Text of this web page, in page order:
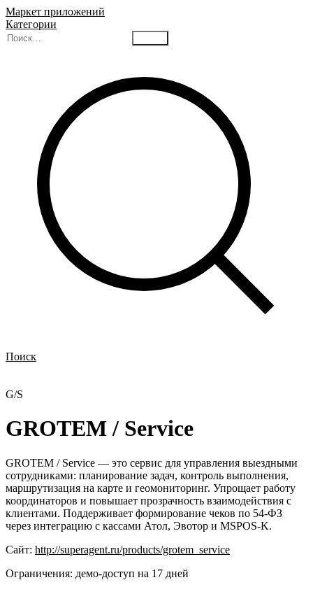
Маркет приложений
Категории
Поиск
G/S
GROTEM / Service
GROTEM / Service — это сервис для управления выездными
сотрудниками: планирование задач, контроль выполнения,
маршрутизация на карте и геомониторинг. Упрощает работу
координаторов и повышает прозрачность взаимодействия с
клиентами. Поддерживает формирование чеков по 54-ФЗ
через интеграцию с кассами Атол, Эвотор и MSPOS-K.
Сайт: http://superagent.ru/products/grotem_service
Ограничения: демо-доступ на 17 дней